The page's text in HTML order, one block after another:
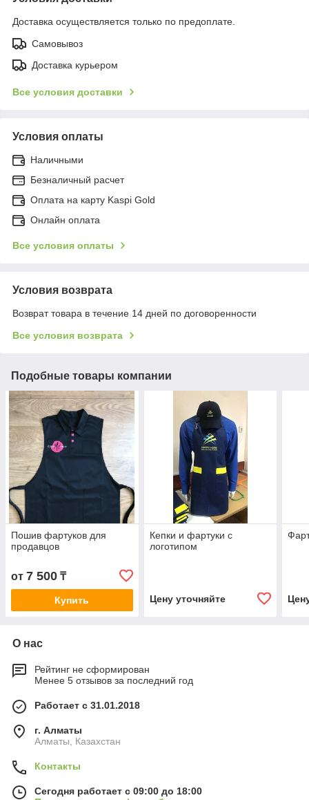
Доставка осуществляется только по предоплате.
Самовывоз
Доставка курьером
Все условия доставки
Условия оплаты
Наличными
Безналичный расчет
Оплата на карту Kaspi Gold
Онлайн оплата
Все условия оплаты
Условия возврата
Возврат товара в течение 14 дней по договоренности
Все условия возврата
Подобные товары компании
Пошив фартуков для
продавцов
от 7 500 ₸
Купить
Кепки и фартуки с
логотипом
Цену уточняйте
О нас
Рейтинг не сформирован
Менее 5 отзывов за последний год
Работает с 31.01.2018
г. Алматы
Алматы, Казахстан
Контакты
Сегодня работает с 09:00 до 18:00